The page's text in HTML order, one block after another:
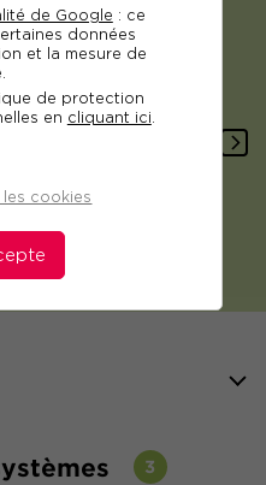
de Google : ce
données
et la mesure de
de protection
en cliquant ici
les cookies
la
entreprise :
ou les projets
science, se former à
low code ou
3